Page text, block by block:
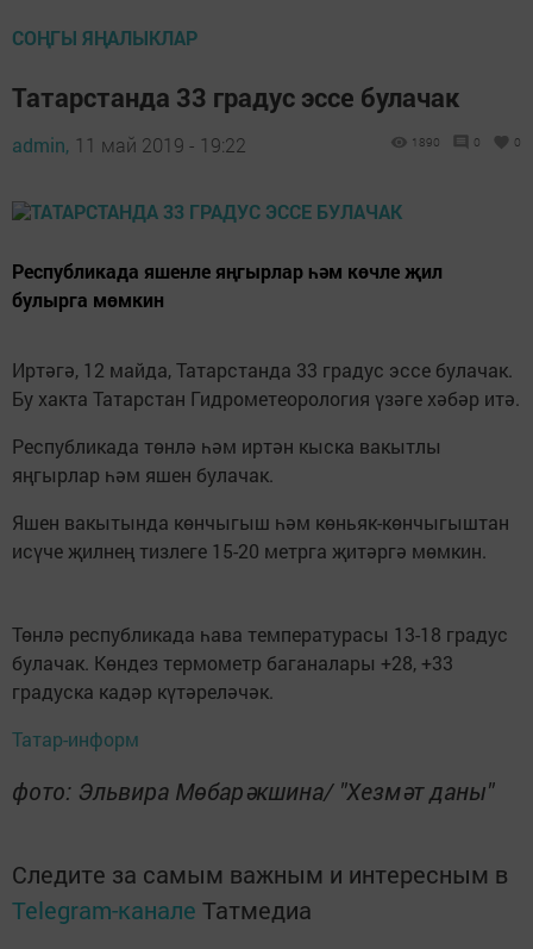
СОҢГЫ ЯҢАЛЫКЛАР
Татарстанда 33 градус эссе булачак
admin, 11 май 2019 - 19:22 1890 0 0
Республикада яшенле яңгырлар һәм көчле җил
булырга мөмкин
Иртәгә, 12 майда, Татарстанда 33 градус эссе булачак.
Бу хакта Татарстан Гидрометеорология үзәге хәбәр итә.
Республикада төнлә һәм иртән кыска вакытлы
яңгырлар һәм яшен булачак.
Яшен вакытында көнчыгыш һәм көньяк-көнчыгыштан
исүче җилнең тизлеге 15-20 метрга җитәргә мөмкин.
Төнлә республикада һава температурасы 13-18 градус
булачак. Көндез термометр баганалары +28, +33
градуска кадәр күтәреләчәк.
Татар-информ
фото: Эльвира Мөбарәкшина/ "Хезмәт даны"
Следите за самым важным и интересным в
Telegram-канале Татмедиа